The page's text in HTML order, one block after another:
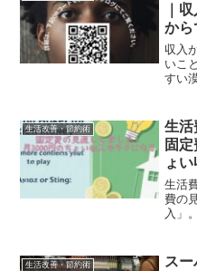
｜
から
収入
いこ
すい
今日
き方
ため
生活改善・節約術
生活
固
ょ
生活
費の
入」
わる
後に
生活改善・節約術
ス